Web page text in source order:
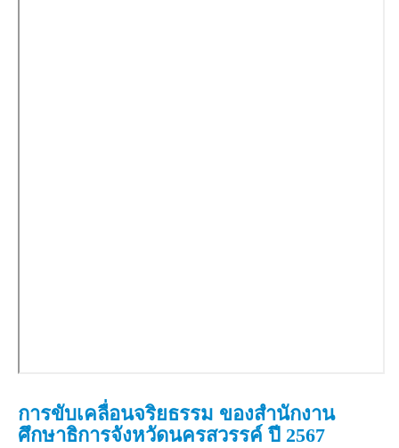
การขับเคลื่อนจริยธรรม ของสำนักงาน
ศึกษาธิการจังหวัดนครสวรรค์ ปี 2567